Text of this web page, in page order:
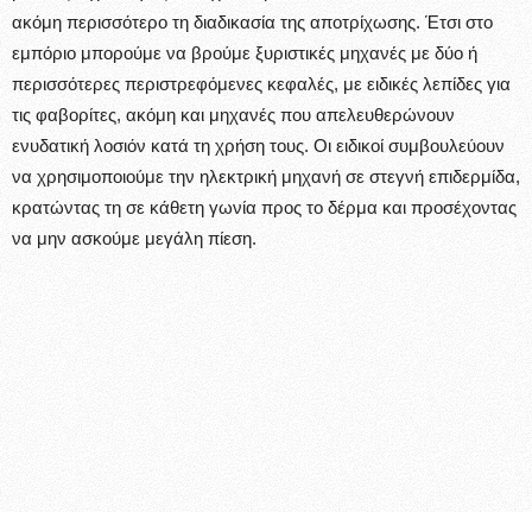
ακόμη περισσότερο τη διαδικασία της αποτρίχωσης. Έτσι στο
εμπόριο μπορούμε να βρούμε ξυριστικές μηχανές με δύο ή
περισσότερες περιστρεφόμενες κεφαλές, με ειδικές λεπίδες για
τις φαβορίτες, ακόμη και μηχανές που απελευθερώνουν
ενυδατική λοσιόν κατά τη χρήση τους. Οι ειδικοί συμβουλεύουν
να χρησιμοποιούμε την ηλεκτρική μηχανή σε στεγνή επιδερμίδα,
κρατώντας τη σε κάθετη γωνία προς το δέρμα και προσέχοντας
να μην ασκούμε μεγάλη πίεση.